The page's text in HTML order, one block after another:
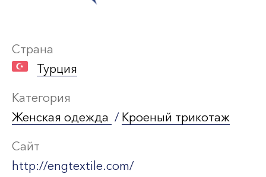
Страна
Турция
Категория
Женская одежда / Кроеный трикотаж
Сайт
http://engtextile.com/